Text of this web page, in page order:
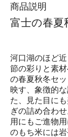
商品説明
富士の春夏
河口湖のほど
節の彩りと素
の春夏秋冬セ
映す、象徴的
た、見た目に
ぎの詰め合わ
用にもご進物
のもち米には